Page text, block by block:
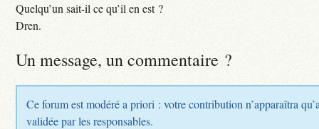
Quelqu’un sait-il ce qu’il en est ?
Dren.
Un message, un commentaire ?
Ce forum est modéré a priori : votre contribution n’apparaîtra
validée par les responsables.